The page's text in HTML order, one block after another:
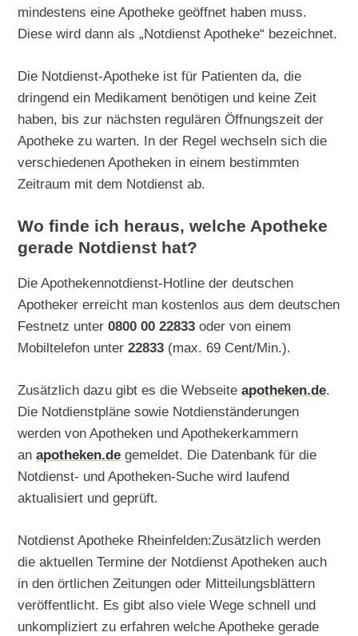
mindestens eine Apotheke geöffnet haben muss.
Diese wird dann als „Notdienst Apotheke“ bezeichnet.
Die Notdienst-Apotheke ist für Patienten da, die
dringend ein Medikament benötigen und keine Zeit
haben, bis zur nächsten regulären Öffnungszeit der
Apotheke zu warten. In der Regel wechseln sich die
verschiedenen Apotheken in einem bestimmten
Zeitraum mit dem Notdienst ab.
Wo finde ich heraus, welche Apotheke
gerade Notdienst hat?
Die Apothekennotdienst-Hotline der deutschen
Apotheker erreicht man kostenlos aus dem deutschen
Festnetz unter0800 00 22833 oder von einem
Mobiltelefon unter22833 (max. 69 Cent/Min.).
Zusätzlich dazu gibt es die Webseiteapotheken.de.
Die Notdienstpläne sowie Notdienständerungen
werden von Apotheken und Apothekerkammern
anapotheken.de gemeldet. Die Datenbank für die
Notdienst- und Apotheken-Suche wird laufend
aktualisiert und geprüft.
Notdienst Apotheke Rheinfelden:Zusätzlich werden
die aktuellen Termine der Notdienst Apotheken auch
in den örtlichen Zeitungen oder Mitteilungsblättern
veröffentlicht. Es gibt also viele Wege schnell und
unkompliziert zu erfahren welche Apotheke gerade